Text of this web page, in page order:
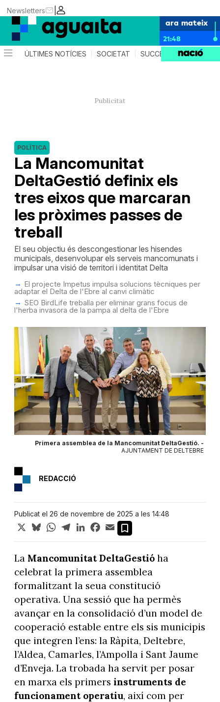
|
Newsletters
ara mateix
21:48
ÚLTIMES NOTÍCIES SOCIETAT SUCCESSOS AGENDA
La Mancomunitat
DeltaGestió definix els
tres eixos que marcaran
les pròximes passes de
treball
POLÍTICA
El seu objectiu és descongestionar les hisendes
municipals, desenvolupar els serveis mancomunats i
impulsar una visió de territori i identitat Delta
El projecte Impetus impulsa solucions tècniques per
adaptar el Delta de l'Ebre al canvi climàtic
SEO BirdLife treballa per eliminar grans focus de
l'herba invasora de la pampa al delta de l'Ebre
Primera assemblea de la Mancomunitat DeltaGestió. -
AJUNTAMENT DE DELTEBRE
REDACCIÓ
Publicat el 26 de novembre de 2025 a les 14:48
X BlueskyWhatsApp
TelegramLinkedInFacebook
Email
La Mancomunitat DeltaGestióha
celebrat la primera assemblea
formalitzant la seua constitució
operativa. Una sessió que ha permès
avançar en la consolidació d’un model de
cooperació estable entre els sis municipis
que integren l’ens: la Ràpita, Deltebre,
l’Aldea, Camarles, l’Ampolla i Sant Jaume
d’Enveja. La trobada ha servit per posar
en marxa els primers instruments de
funcionament operatiu, així com per